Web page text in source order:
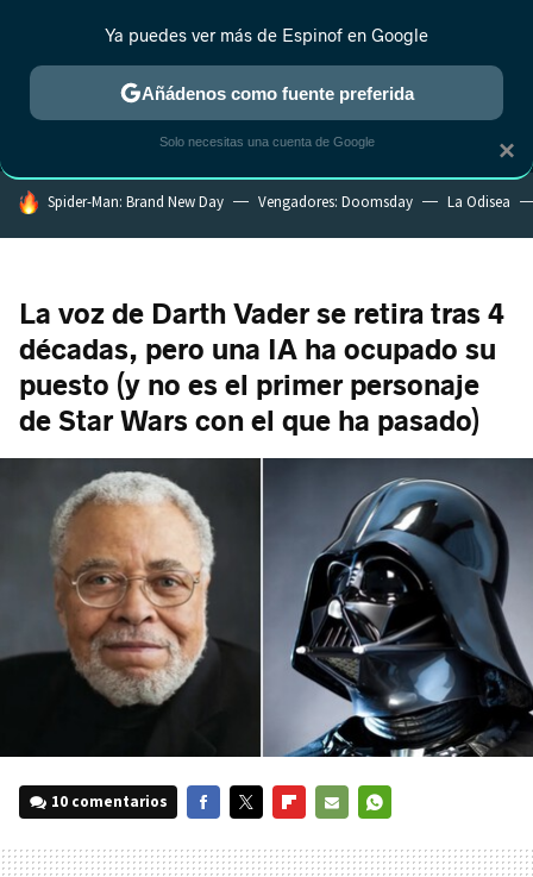
MENÚ NUEVO
ESTRENOS REALITY ANIME RANKINGS CINE
HOY SE HABLA DE
Spider-Man: Brand New Day Vengadores: Doomsday La Odisea
La voz de Darth Vader se retira tras 4
décadas, pero una IA ha ocupado su
puesto (y no es el primer personaje
de Star Wars con el que ha pasado)
10 comentarios
MAIL
×
Ya puedes ver más de Espinof en Google
Añádenos como fuente preferida
Solo necesitas una cuenta de Google